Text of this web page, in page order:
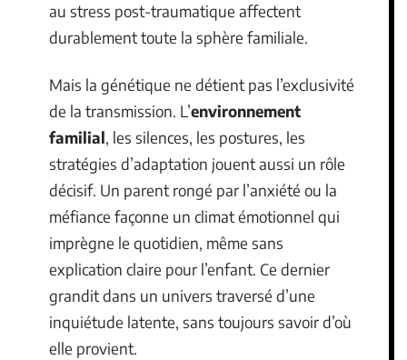
au stress post-traumatique affectent
durablement toute la sphère familiale.
Mais la génétique ne détient pas l’exclusivité
de la transmission. L’environnement
familial, les silences, les postures, les
stratégies d’adaptation jouent aussi un rôle
décisif. Un parent rongé par l’anxiété ou la
méfiance façonne un climat émotionnel qui
imprègne le quotidien, même sans
explication claire pour l’enfant. Ce dernier
grandit dans un univers traversé d’une
inquiétude latente, sans toujours savoir d’où
elle provient.